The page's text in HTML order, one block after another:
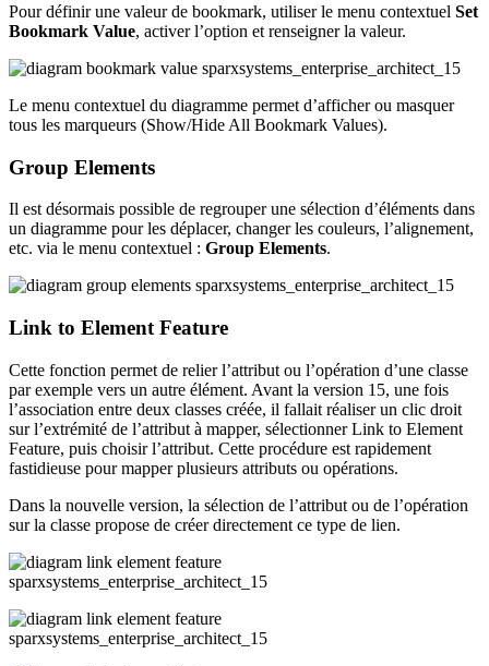
Pour définir une valeur de bookmark, utiliser le menu contextuel Set
Bookmark Value, activer l’option et renseigner la valeur.
Le menu contextuel du diagramme permet d’afficher ou masquer
tous les marqueurs (Show/Hide All Bookmark Values).
Group Elements
Il est désormais possible de regrouper une sélection d’éléments dans
un diagramme pour les déplacer, changer les couleurs, l’alignement,
etc. via le menu contextuel : Group Elements.
Link to Element Feature
Cette fonction permet de relier l’attribut ou l’opération d’une classe
par exemple vers un autre élément. Avant la version 15, une fois
l’association entre deux classes créée, il fallait réaliser un clic droit
sur l’extrémité de l’attribut à mapper, sélectionner Link to Element
Feature, puis choisir l’attribut. Cette procédure est rapidement
fastidieuse pour mapper plusieurs attributs ou opérations.
Dans la nouvelle version, la sélection de l’attribut ou de l’opération
sur la classe propose de créer directement ce type de lien.